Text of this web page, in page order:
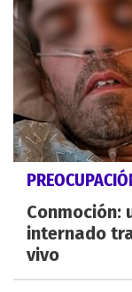
internado
vivo